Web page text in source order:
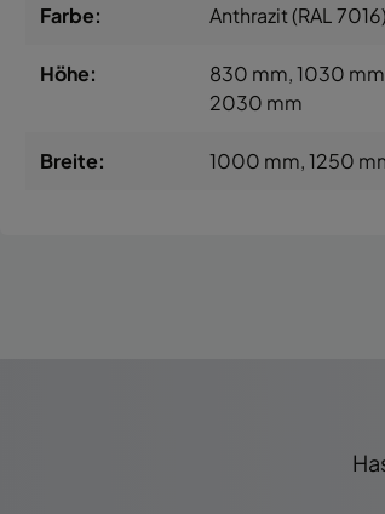
Farbe: Anthrazit (RAL 7016)
Höhe: 830 mm, 1030 mm
2030 mm
Breite: 1000 mm, 1250